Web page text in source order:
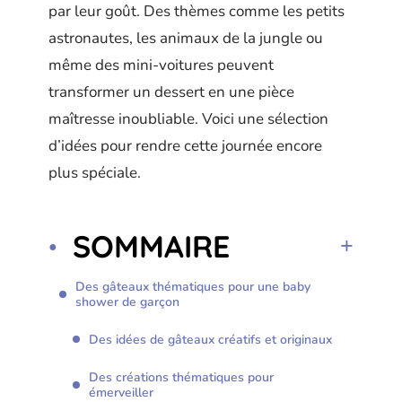
par leur goût. Des thèmes comme les petits
astronautes, les animaux de la jungle ou
même des mini-voitures peuvent
transformer un dessert en une pièce
maîtresse inoubliable. Voici une sélection
d’idées pour rendre cette journée encore
plus spéciale.
SOMMAIRE
Des gâteaux thématiques pour une baby
shower de garçon
Des idées de gâteaux créatifs et originaux
Des créations thématiques pour
émerveiller